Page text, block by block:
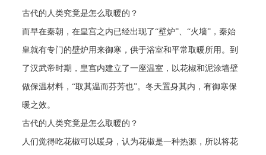
古代的人类究竟是怎么取暖的？
而早在秦朝，在皇宫之内已经出现了“壁炉”、“火墙”，秦始
皇就有专门的壁炉用来御寒，供于浴室和平常取暖所用。到
了汉武帝时期，皇宫内建立了一座温室，以花椒和泥涂墙壁
做保温材料，“取其温而芬芳也”。冬天置身其内，有御寒保
暖之效。
古代的人类究竟是怎么取暖的？
人们觉得吃花椒可以暖身，认为花椒是一种热源，所以将花